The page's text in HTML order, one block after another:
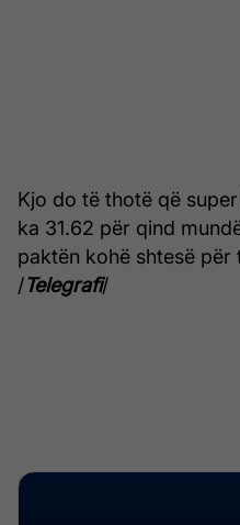
Kjo do të thotë që
ka 31.62 për qind
paktën kohë shtesë për
/Telegrafi/